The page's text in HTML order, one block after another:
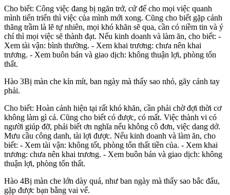
Cho biết: Công việc đang bị ngăn trở, cứ để cho mọi việc quanh
mình tiến triển thì việc của mình mới xong. Cũng cho biết gặp cảnh
thăng trầm là lẽ tự nhiên, mọi khó khăn sẽ qua, cần có niềm tin và ý
chí thì mọi việc sẽ thành đạt. Nếu kinh doanh và làm ăn, cho biết: -
Xem tài vận: bình thường. - Xem khai trương: chưa nên khai
trương. - Xem buôn bán và giao dịch: không thuận lợi, phòng tổn
thất.
Hào 3Bị màn che kín mít, ban ngày mà thấy sao nhỏ, gãy cánh tay
phải.
Cho biết: Hoàn cảnh hiện tại rất khó khăn, cần phải chờ đợi thời cơ
không làm gì cả. Cũng cho biết có được, có mất. Việc thành vi có
người giúp đỡ, phải biết ơn nghĩa nếu không cô đơn, việc dang dở.
Mưu cầu công danh, tài lợi được. Nếu kinh doanh và làm ăn, cho
biết: - Xem tài vận: không tốt, phòng tổn thất tiền của. - Xem khai
trương: chưa nên khai trương. - Xem buôn bán và giao dịch: không
thuận lợi, phòng tổn thất.
Hào 4Bị màn che lớn dày quá, như ban ngày mà thấy sao bắc đẩu,
gặp được bạn bằng vai vế.